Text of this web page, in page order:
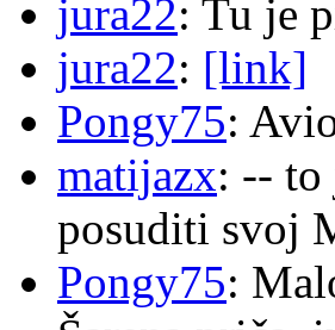
jura22: Tu je
jura22: [link]
Pongy75:
matijazx: -- to
posuditi svoj
Pongy75: